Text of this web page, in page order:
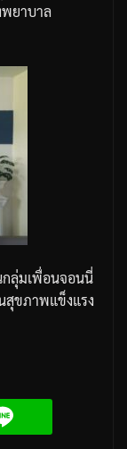
พยาบาล
ลุ่มเพื่อนจอนนี่
สุขภาพแข็งแรง